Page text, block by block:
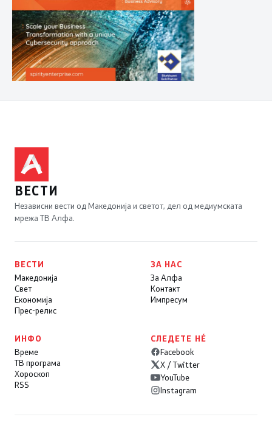
ВЕСТИ
Независни вести од Македонија и светот, дел од медиумската
мрежа ТВ Алфа.
ВЕСТИ
Македонија
Свет
Економија
Прес-релис
ЗА НАС
За Алфа
Контакт
Импресум
ИНФО
Време
ТВ програма
Хороскоп
RSS
СЛЕДЕТЕ НÉ
Facebook
X / Twitter
YouTube
Instagram